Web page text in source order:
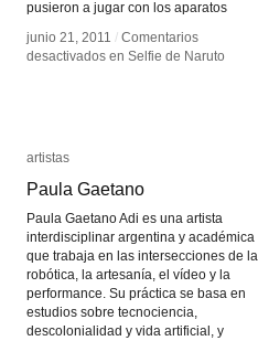
pusieron a jugar con los aparatos
junio 21, 2011 / Comentarios
desactivados en Selfie de Naruto
junio 21, 2011 / Comentarios
desactivados en Selfie de Naruto
artistas
Paula Gaetano
Paula Gaetano Adi es una artista
interdisciplinar argentina y académica
que trabaja en las intersecciones de la
robótica, la artesanía, el vídeo y la
performance. Su práctica se basa en
estudios sobre tecnociencia,
descolonialidad y vida artificial, y
artistas
Paula Gaetano